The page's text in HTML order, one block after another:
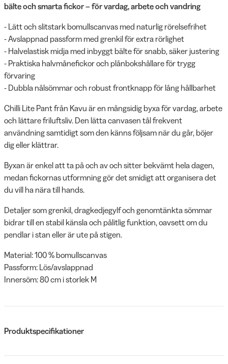
bälte och smarta fickor – för vardag, arbete och vandring
- Lätt och slitstark bomullscanvas med naturlig rörelsefrihet
- Avslappnad passform med grenkil för extra rörlighet
- Halvelastisk midja med inbyggt bälte för snabb, säker justering
- Praktiska halvmånefickor och plånbokshållare för trygg
förvaring
- Dubbla nålsömmar och robust frontknapp för lång hållbarhet
Chilli Lite Pant från Kavu är en mångsidig byxa för vardag, arbete
och lättare friluftsliv. Den lätta canvasen tål frekvent
användning samtidigt som den känns följsam när du går, böjer
dig eller klättrar.
Byxan är enkel att ta på och av och sitter bekvämt hela dagen,
medan fickornas utformning gör det smidigt att organisera det
du vill ha nära till hands.
Detaljer som grenkil, dragkedjegylf och genomtänkta sömmar
bidrar till en stabil känsla och pålitlig funktion, oavsett om du
pendlar i stan eller är ute på stigen.
Material: 100 % bomullscanvas
Passform: Lös/avslappnad
Innersöm: 80 cm i storlek M
Produktspecifikationer